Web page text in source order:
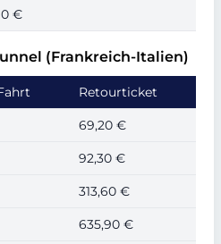
€
(Frankreich-Italien)
Retourticket
69,20 €
92,30 €
313,60 €
635,90 €